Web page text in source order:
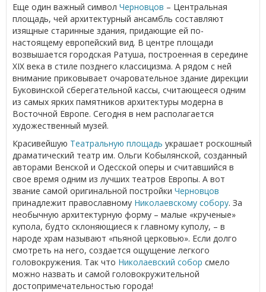
Еще один важный символ Черновцов – Центральная
площадь, чей архитектурный ансамбль составляют
изящные старинные здания, придающие ей по-
настоящему европейский вид. В центре площади
возвышается городская Ратуша, построенная в середине
XIX века в стиле позднего классицизма. А рядом с ней
внимание приковывает очаровательное здание дирекции
Буковинской сберегательной кассы, считающееся одним
из самых ярких памятников архитектуры модерна в
Восточной Европе. Сегодня в нем располагается
художественный музей.
Красивейшую Театральную площадь украшает роскошный
драматический театр им. Ольги Кобылянской, созданный
авторами Венской и Одесской оперы и считавшийся в
свое время одним из лучших театров Европы. А вот
звание самой оригинальной постройки Черновцов
принадлежит православному Николаевскому собору. За
необычную архитектурную форму – малые «крученые»
купола, будто склоняющиеся к главному куполу, – в
народе храм называют «пьяной церковью». Если долго
смотреть на него, создается ощущение легкого
головокружения. Так что Николаевский собор смело
можно назвать и самой головокружительной
достопримечательностью города!